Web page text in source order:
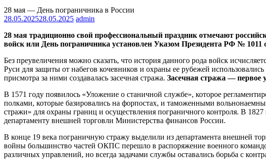
28 мая — День пограничника в России
28.05.202528.05.2025 admin
28 мая традиционно свой профессиональный праздник отмечают
войск или День пограничника установлен Указом Президента РФ № 1011
Без преувеличения можно сказать, что история данного рода войск
Руси для защиты от набегов кочевников и охраны ее рубежей
присмотра за ними создавалась засечная стража. Засечная стража — первое
В 1571 году появилось «Уложение о станичной службе», которое
полками, которые базировались на форпостах, и таможенными
стражи» для охраны границ и осуществления пограничного контроля. В
департаменту внешней торговли Министерства финансов России.
В конце 19 века пограничную стражу выделили из департамента внешней
войны большинство частей ОКПС перешло в распоряжение военного
различных управлений, но всегда задачами службы оставались борьба с